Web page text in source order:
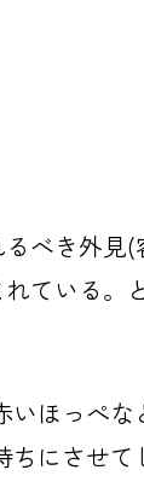
べき外見(
ている。
いほっぺな
ちにさせ